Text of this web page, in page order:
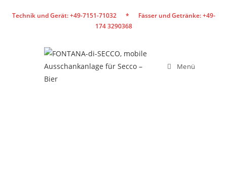
Technik und Gerät: +49-7151-71032 * Fässer und Getränke: +49-
174 3290368
Menü